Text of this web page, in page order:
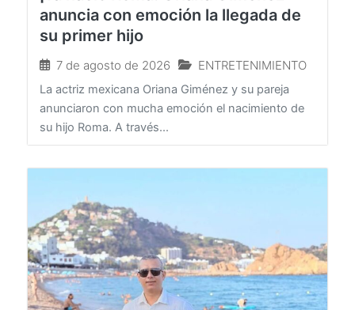
¡Ya nació Roma! Oriana Giménez
anuncia con emoción la llegada de
7 de agosto de 2026 ENTRETENIMIENTO
La actriz mexicana Oriana Giménez y su pareja
anunciaron con mucha emoción el nacimiento de
su hijo Roma. A través...